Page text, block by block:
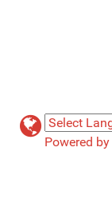
Powered by